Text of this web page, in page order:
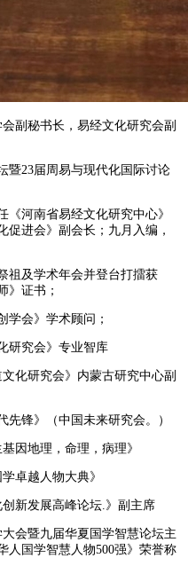
副秘书长，易经文化研究会副
暨23届周易与现代化国际讨论
《河南省易经文化研究中心》
促进会》副会长；九月入编，
祖及学术年会并登台打擂获
》证书；
学会》学术顾问；
研究会》专业智库
化研究会》内蒙古研究中心副
先锋》（中国未来研究会。）
因地理，命理，病理》
卓越人物大典》
新发展高峰论坛.》副主席
会暨九届华夏国学智慧论坛主
人国学智慧人物500强》荣誉称